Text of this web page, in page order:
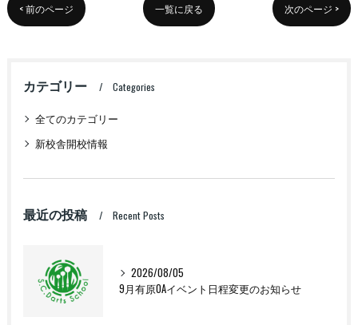
< 前のページ 一覧に戻る 次のページ >
カテゴリー Categories
全てのカテゴリー
新校舎開校情報
最近の投稿 Recent Posts
2026/08/05
9月有原OAイベント日程変更のお知らせ